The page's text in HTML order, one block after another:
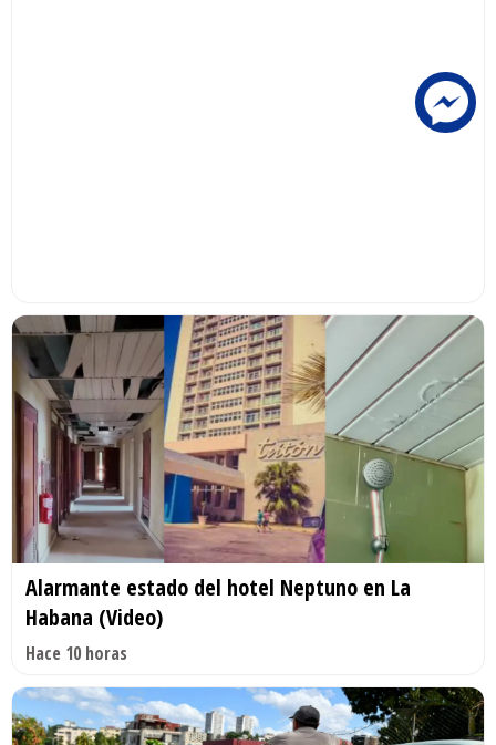
Alarmante estado del hotel Neptuno en La
Habana (Video)
Hace 10 horas